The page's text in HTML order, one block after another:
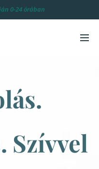
0-24 órában
Szívvel